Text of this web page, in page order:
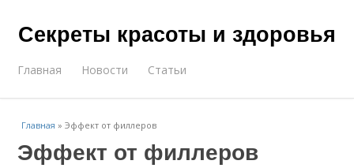
Секреты красоты и здоровья
Главная Новости Статьи
Главная »Эффект от филлеров
Эффект от филлеров